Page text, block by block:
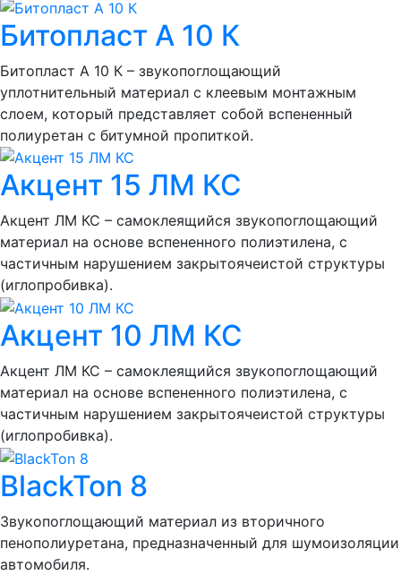
Битопласт А 10 К
Битопласт А 10 К – звукопоглощающий
уплотнительный материал с клеевым монтажным
слоем, который представляет собой вспененный
полиуретан с битумной пропиткой.
Акцент 15 ЛМ КС
Акцент ЛМ КС – самоклеящийся звукопоглощающий
материал на основе вспененного полиэтилена, с
частичным нарушением закрытоячеистой структуры
(иглопробивка).
Акцент 10 ЛМ КС
Акцент ЛМ КС – самоклеящийся звукопоглощающий
материал на основе вспененного полиэтилена, с
частичным нарушением закрытоячеистой структуры
(иглопробивка).
BlackTon 8
Звукопоглощающий материал из вторичного
пенополиуретана, предназначенный для шумоизоляции
автомобиля.